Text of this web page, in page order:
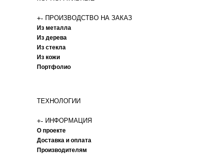
+- ПРОИЗВОДСТВО НА ЗАКАЗ
Из металла
Из дерева
Из стекла
Из кожи
Портфолио
ТЕХНОЛОГИИ
+- ИНФОРМАЦИЯ
О проекте
Доставка и оплата
Производителям